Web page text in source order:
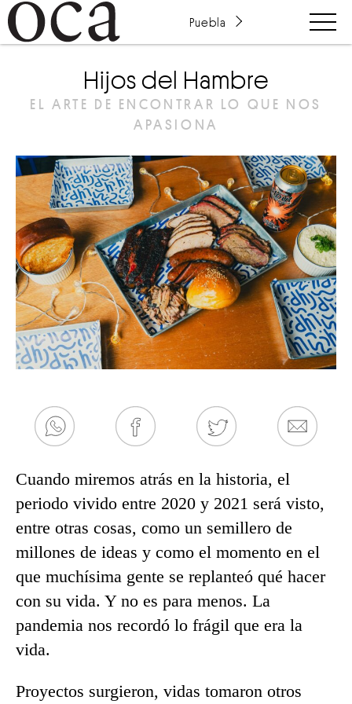
Puebla
Hijos del Hambre
EL ARTE DE ENCONTRAR LO QUE NOS
APASIONA
Cuando miremos atrás en la historia, el
periodo vivido entre 2020 y 2021 será visto,
entre otras cosas, como un semillero de
millones de ideas y como el momento en el
que muchísima gente se replanteó qué hacer
con su vida. Y no es para menos. La
pandemia nos recordó lo frágil que era la
vida.
Proyectos surgieron, vidas tomaron otros